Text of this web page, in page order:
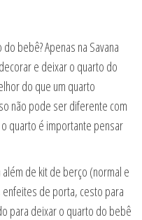
bebê? Apenas na Savana
e deixar o quarto do
do que um quarto
não pode ser diferente com
quarto é importante pensar
além de kit de berço (normal e
de porta, cesto para
para deixar o quarto do bebê